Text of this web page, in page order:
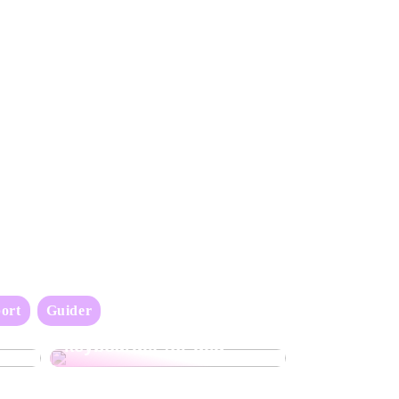
Guider
Oppdag det perfekte
keyboardet for deg